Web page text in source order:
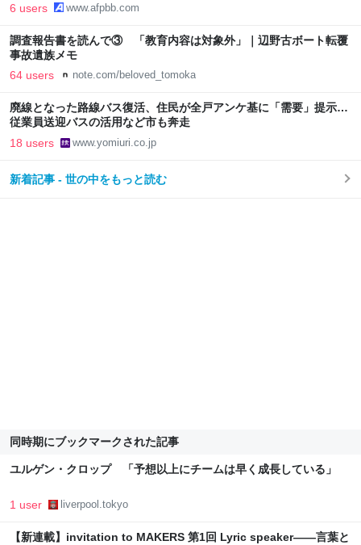
6 users www.afpbb.com
調査報告書を読んで③ 「教育内容は対象外」｜辺野古ボート転覆
事故遺族メモ
64 users note.com/beloved_tomoka
廃線となった路線バス復活、住民が全戸アンケ基に「需要」提示…
従業員送迎バスの活用など市も奔走
18 users www.yomiuri.co.jp
新着記事 - 世の中をもっと読む
同時期にブックマークされた記事
ユルゲン・クロップ 「予想以上にチームは早く成長している」
1 user liverpool.tokyo
【新連載】invitation to MAKERS 第1回 Lyric speaker――言葉と